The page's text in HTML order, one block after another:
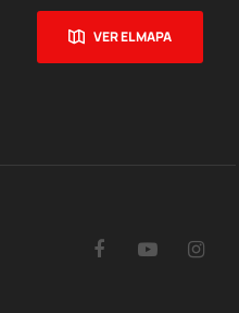
VER EL MAPA
FacebookYouTube